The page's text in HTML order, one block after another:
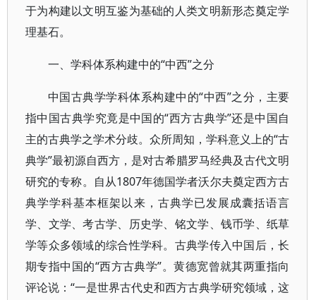
于为构建以文明互鉴为基础的人类文明新形态奠定学
理基石。
一、学科体系构建中的“中西”之分
中国古典学学科体系构建中的“中西”之分，主要
指中国古典学究竟是中国的“西方古典学”还是中国自
主的古典学之学术分歧。众所周知，学科意义上的“古
典学”最初源自西方，是对古希腊罗马经典及古代文明
研究的专称。自从1807年德国学者沃尔夫奠定西方古
典学学科基本框架以来，古典学已发展成囊括语言
学、文学、考古学、历史学、铭文学、钱币学、纸草
学等众多领域的综合性学科。古典学传入中国后，长
期专指中国的“西方古典学”。黄德宽曾就其两重指向
评论说：“一是世界古代史和西方古典学研究领域，这